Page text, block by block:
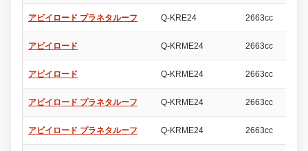
アビイロード プラネタルーフ Q-KRE24 2663cc
アビイロード Q-KRME24 2663cc
アビイロード Q-KRME24 2663cc
アビイロード プラネタルーフ Q-KRME24 2663cc
アビイロード プラネタルーフ Q-KRME24 2663cc